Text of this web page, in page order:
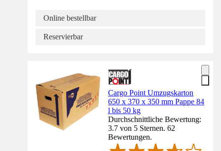
Online bestellbar
Reservierbar
Cargo Point Umzugskarton
650 x 370 x 350 mm Pappe 84
l bis 50 kg
Durchschnittliche Bewertung:
3.7 von 5 Sternen. 62
Bewertungen.